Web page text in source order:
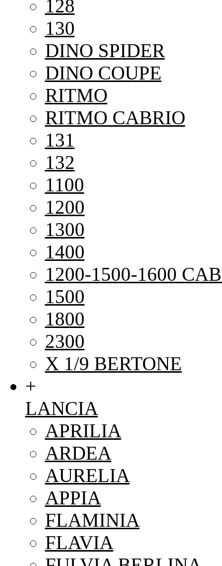
128
130
DINO SPIDER
DINO COUPE
RITMO
RITMO CABRIO
131
132
1100
1200
1300
1400
1200-1500-1600
1500
1800
2300
X 1/9 BERTONE
+
LANCIA
APRILIA
ARDEA
AURELIA
APPIA
FLAMINIA
FLAVIA